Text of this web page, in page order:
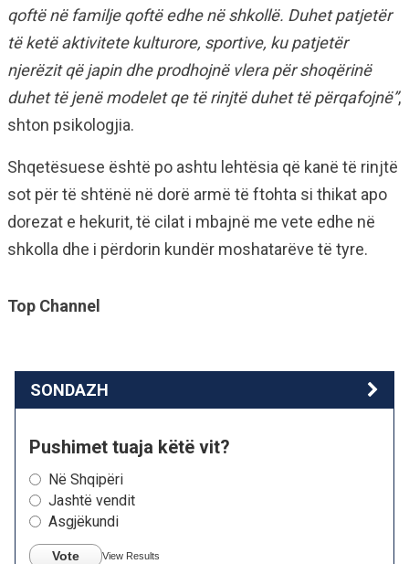
qoftë në familje qoftë edhe në shkollë. Duhet patjetër
të ketë aktivitete kulturore, sportive, ku patjetër
njerëzit që japin dhe prodhojnë vlera për shoqërinë
duhet të jenë modelet qe të rinjtë duhet të përqafojnë”,
shton psikologjia.
Shqetësuese është po ashtu lehtësia që kanë të rinjtë
sot për të shtënë në dorë armë të ftohta si thikat apo
dorezat e hekurit, të cilat i mbajnë me vete edhe në
shkolla dhe i përdorin kundër moshatarëve të tyre.
Top Channel
SONDAZH
Pushimet tuaja këtë vit?
Në Shqipëri
Jashtë vendit
Asgjëkundi
Vote View Results